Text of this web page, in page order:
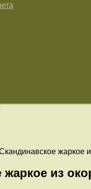
жаркое
жаркое из